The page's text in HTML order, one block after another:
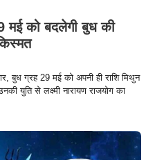
को बदलेगी बुध की
बुध ग्रह 29 मई को अपनी ही राशि मिथुन
युति से लक्ष्मी नारायण राजयोग का